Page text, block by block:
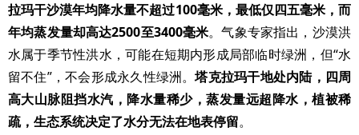
拉玛干沙漠年均降水量不超过100毫米，最低仅四五毫米，而
年均蒸发量却高达2500至3400毫米。气象专家指出，沙漠洪
水属于季节性洪水，可能在短期内形成局部临时绿洲，但“水
留不住”，不会形成永久性绿洲。塔克拉玛干地处内陆，四周
高大山脉阻挡水汽，降水量稀少，蒸发量远超降水，植被稀
疏，生态系统决定了水分无法在地表停留。